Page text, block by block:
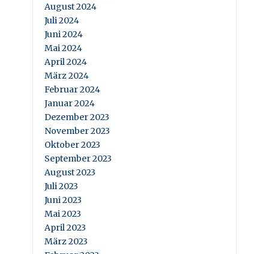
August 2024
Juli 2024
Juni 2024
Mai 2024
April 2024
März 2024
Februar 2024
Januar 2024
Dezember 2023
November 2023
Oktober 2023
September 2023
August 2023
Juli 2023
Juni 2023
Mai 2023
April 2023
März 2023